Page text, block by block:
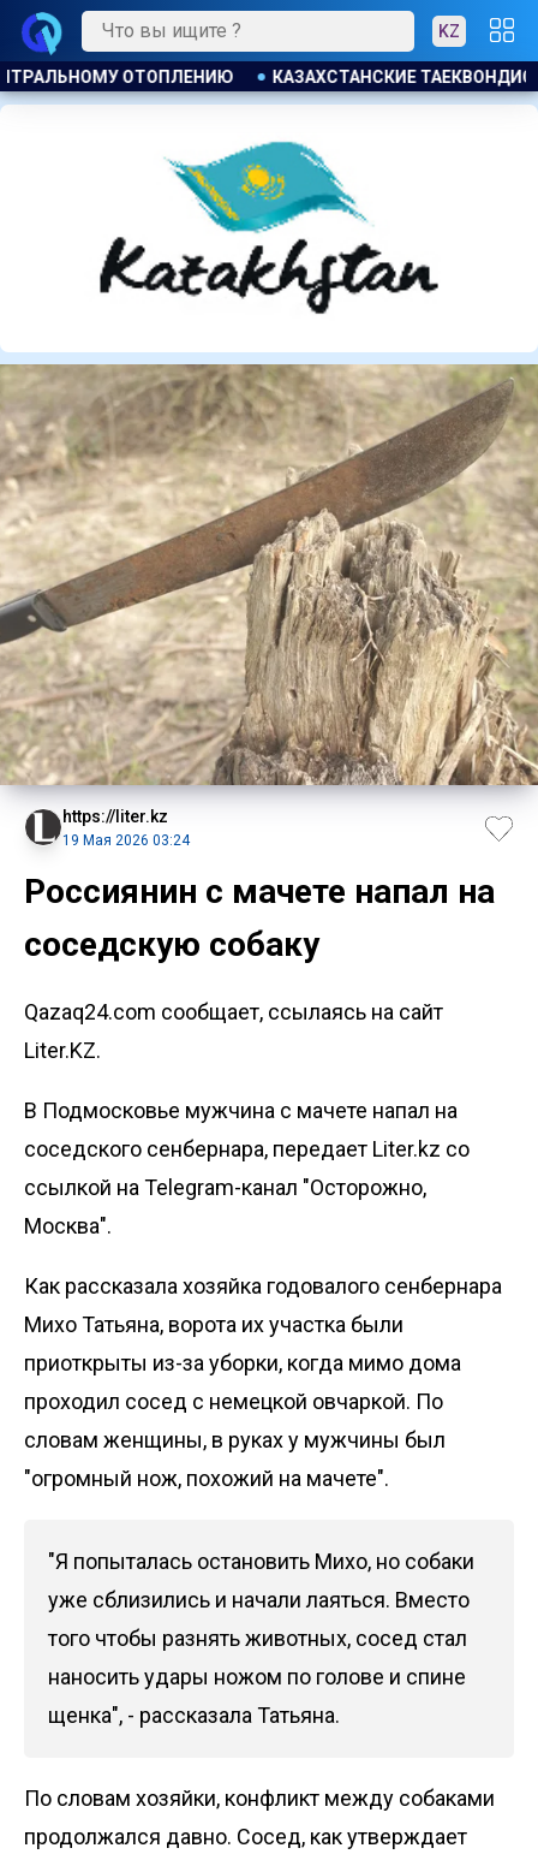
KZ
ЗАВОЕВАЛИ ЧЕТЫРЕ МЕДАЛИ НА ТУРНИРЕ В
https://liter.kz
19 Мая 2026 03:24
Россиянин с мачете напал на
соседскую собаку
Qazaq24.com сообщает, ссылаясь на сайт
Liter.KZ.
В Подмосковье мужчина с мачете напал на
соседского сенбернара, передает Liter.kz со
ссылкой на Telegram-канал "Осторожно,
Москва".
Как рассказала хозяйка годовалого сенбернара
Михо Татьяна, ворота их участка были
приоткрыты из-за уборки, когда мимо дома
проходил сосед с немецкой овчаркой. По
словам женщины, в руках у мужчины был
"огромный нож, похожий на мачете".
"Я попыталась остановить Михо, но собаки
уже сблизились и начали лаяться. Вместо
того чтобы разнять животных, сосед стал
наносить удары ножом по голове и спине
щенка", - рассказала Татьяна.
По словам хозяйки, конфликт между собаками
продолжался давно. Сосед, как утверждает